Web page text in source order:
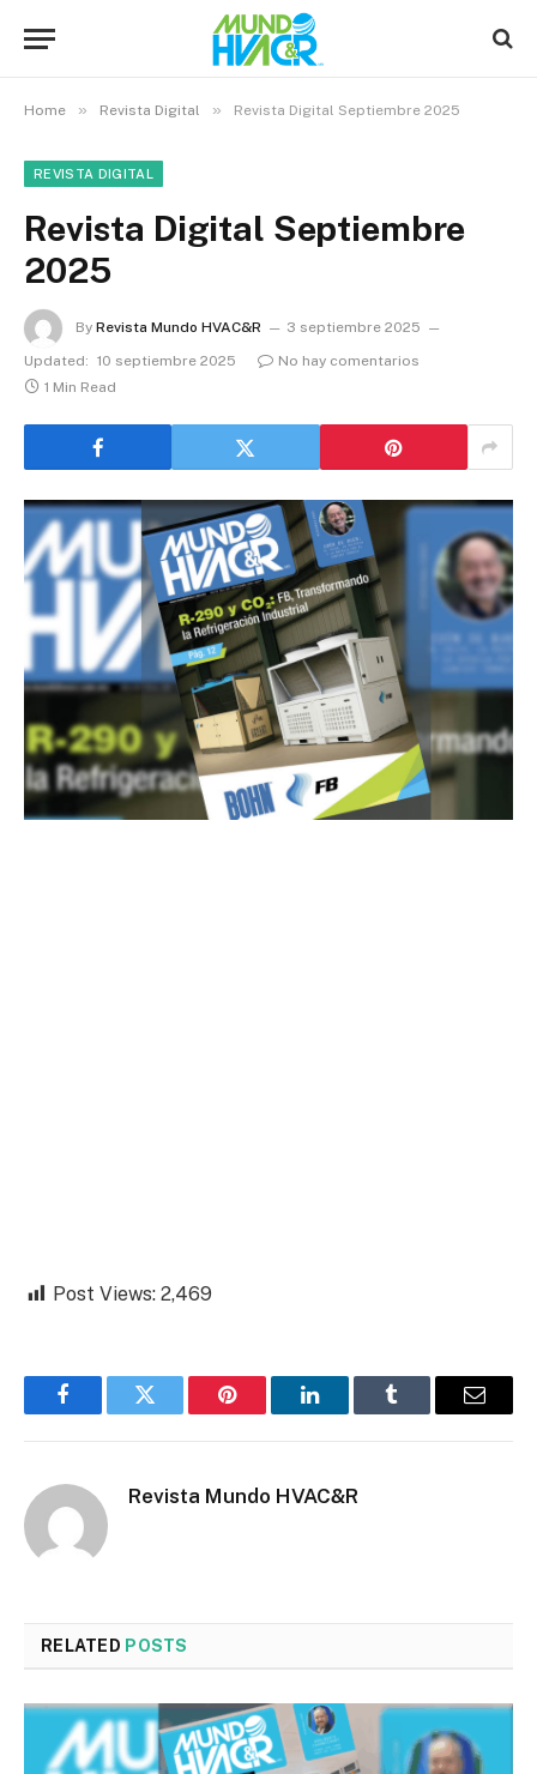
Home » Revista Digital » Revista Digital Septiembre 2025
REVISTA DIGITAL
Revista Digital Septiembre
2025
By Revista Mundo HVAC&R
3 septiembre 2025
Updated: 10 septiembre 2025
No hay comentarios
1 Min Read
Post Views: 2,469
FacebookTwitter Pinterest LinkedInTumblr Email
Revista Mundo HVAC&R
RELATED POSTS